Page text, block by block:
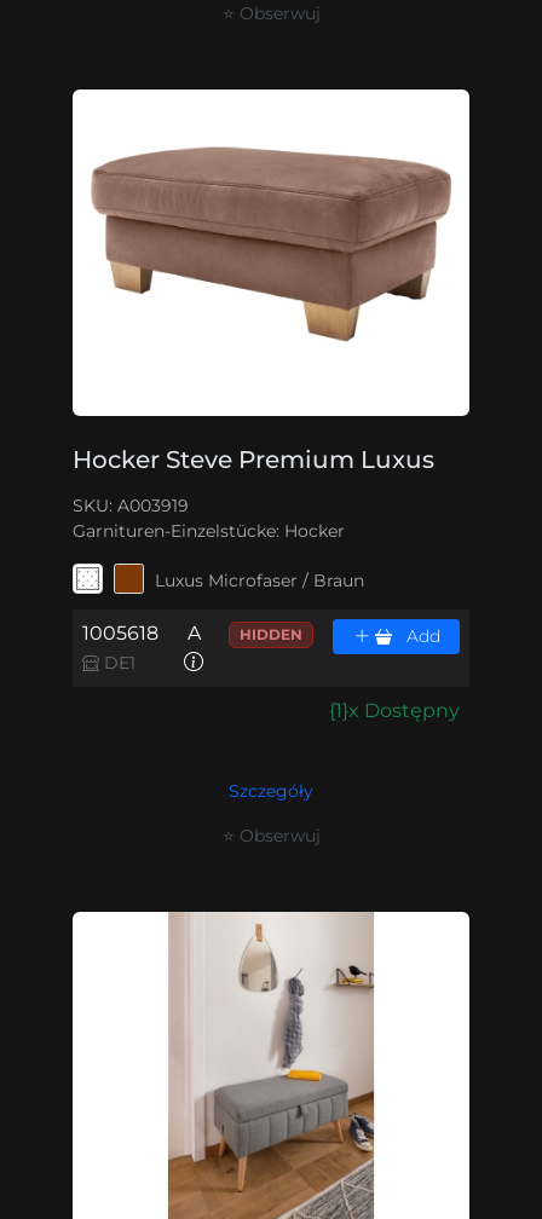
⭐ Obserwuj
Hocker Steve Premium Luxus
SKU: A003919
Garnituren-Einzelstücke: Hocker
Luxus Microfaser / Braun
1005618
DE1
A HIDDEN Add
{1}x Dostępny
Szczegóły
⭐ Obserwuj